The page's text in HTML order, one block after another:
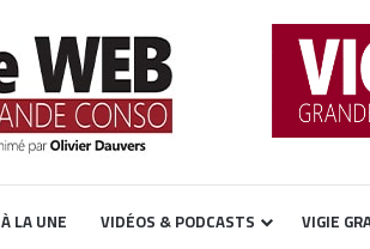
À LA UNE VIDÉOS & PODCASTS VIGIE